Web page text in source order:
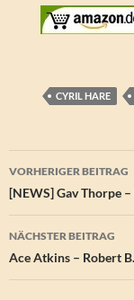
CYRIL HARE
VORHERIGER BEITRAG
[NEWS] Gav Thorpe
NÄCHSTER BEITRAG
Ace Atkins – Robert